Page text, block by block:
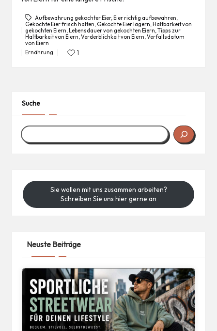
Tags:
Aufbewahrung gekochter Eier, Eier richtig aufbewahren
Gekochte Eier frisch halten Gekochte Eier lagern Haltbarkeit von
gekochten Eiern Lebensdauer von gekochten Eiern Tipps zur
Haltbarkeit von Eiern Verderblichkeit von Eiern Verfallsdatum
von Eiern
Posted
Ernährung 1
Suche
Sie wollen mit uns zusammen arbeiten?
Schreiben Sie uns hier gerne an
Neuste Beiträge